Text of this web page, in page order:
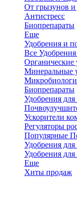
От грызунов
Антистресс
Биопрепараты
Еще
Удобрения и
Все
Органические
Минеральные
Биопрепараты
Удобрения для
Ускорители
Регуляторы
Популярные
Удобрения
Удобрения для
Еще
Хиты продаж